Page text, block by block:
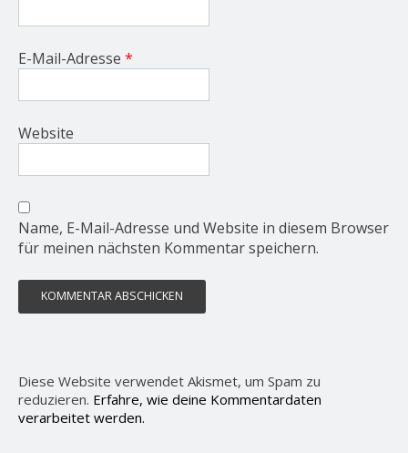
E-Mail-Adresse *
Website
Name, E-Mail-Adresse und Website in diesem Browser
für meinen nächsten Kommentar speichern.
Diese Website verwendet Akismet, um Spam zu
reduzieren. Erfahre, wie deine Kommentardaten
verarbeitet werden.